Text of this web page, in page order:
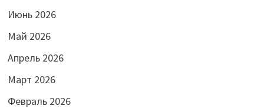
Июнь 2026
Май 2026
Апрель 2026
Март 2026
Февраль 2026